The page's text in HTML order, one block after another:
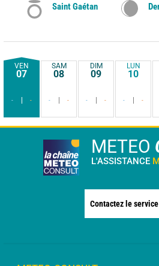
Saint Gaétan
VEN
07
- -
SAM
08
- -
DIM
09
- -
LUN
10
- -
METEO
L'ASSISTANCE
Contactez le